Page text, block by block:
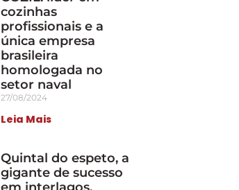
cozinhas
profissionais e a
única empresa
brasileira
homologada no
setor naval
27/08/2024
Leia Mais
Quintal do espeto, a
gigante de sucesso